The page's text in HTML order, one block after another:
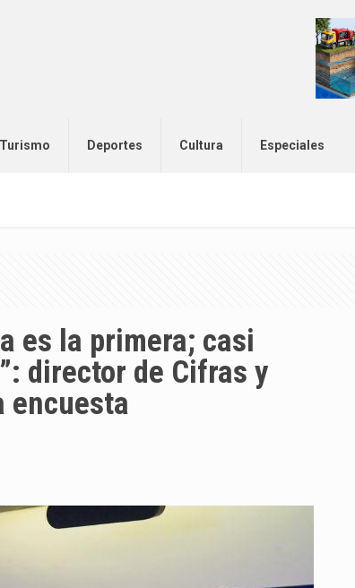
Turismo Deportes Cultura Especiales
es la primera; casi
director de Cifras y
encuesta